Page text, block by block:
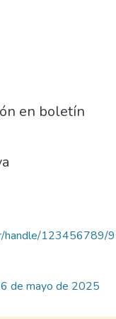
en boletín
handle/123456789/
de mayo de 2025